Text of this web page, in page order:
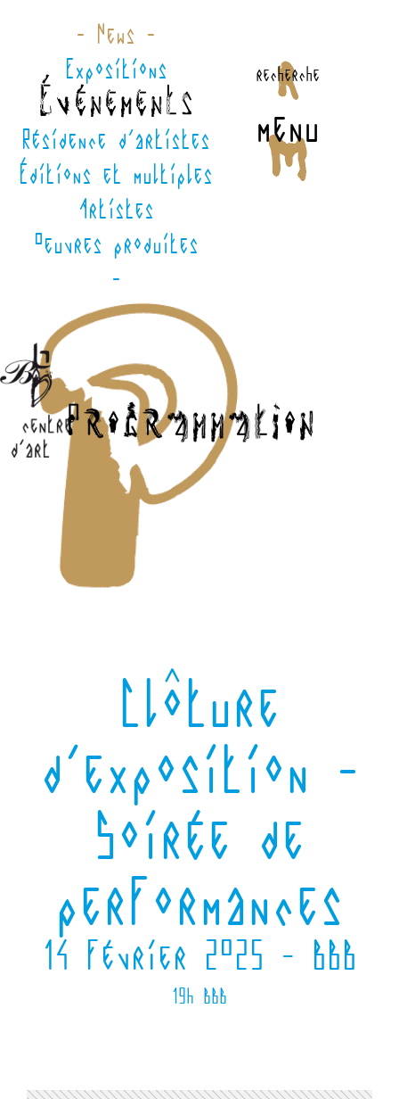
recherche
menu
- News -
Expositions
Événements
Résidence d'artistes
Éditions et multiples
Artistes
Oeuvres produites
-
Clôture
d'exposition -
Soirée de
performances
14 février 2025 - BBB
19h BBB